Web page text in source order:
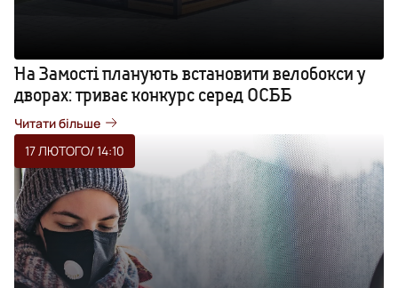
На Замості планують встановити велобокси у
дворах: триває конкурс серед ОСББ
Читати більше
17 ЛЮТОГО/ 14:10